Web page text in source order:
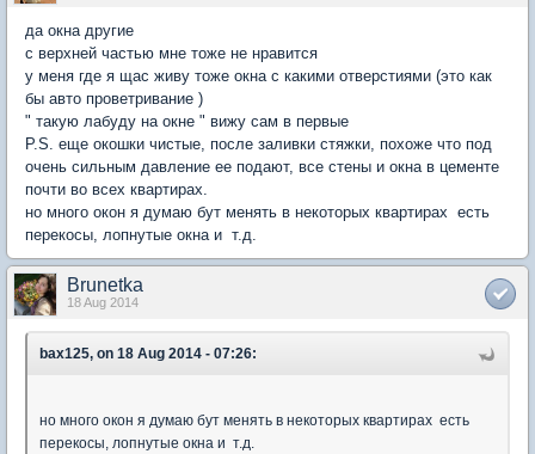
да окна другие
с верхней частью мне тоже не нравится
у меня где я щас живу тоже окна с какими отверстиями (это как
бы авто проветривание )
" такую лабуду на окне " вижу сам в первые
P.S. еще окошки чистые, после заливки стяжки, похоже что под
очень сильным давление ее подают, все стены и окна в цементе
почти во всех квартирах.
но много окон я думаю бут менять в некоторых квартирах есть
перекосы, лопнутые окна и т.д.
Brunetka
18 Aug 2014
bax125, on 18 Aug 2014 - 07:26:
но много окон я думаю бут менять в некоторых квартирах есть
перекосы, лопнутые окна и т.д.